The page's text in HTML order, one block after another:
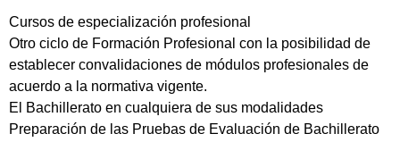
Cursos de especialización profesional
Otro ciclo de Formación Profesional con la posibilidad de
establecer convalidaciones de módulos profesionales de
acuerdo a la normativa vigente.
El Bachillerato en cualquiera de sus modalidades
Preparación de las Pruebas de Evaluación de Bachillerato